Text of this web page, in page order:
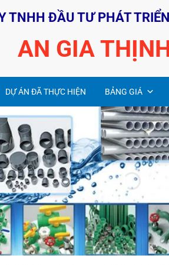
TNHH ĐẦU TƯ PHÁT
AN GIA
DỰ ÁN ĐÃ THỰC HIỆN BẢNG GIÁ